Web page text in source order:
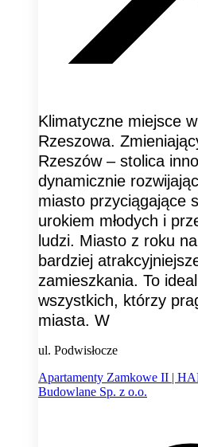
Klimatyczne miejsce
Rzeszowa.
Rzeszów – stolica
dynamicznie
miasto przyciągające
urokiem młodych i
ludzi. Miasto z roku
bardziej
zamieszkania. To
wszystkich, którzy
miasta. W
ul. Podwisłocze
Apartamenty Zamkowe II |
Budowlane Sp. z o.o.